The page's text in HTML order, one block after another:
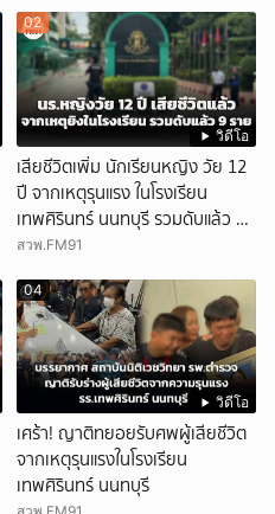
วิดีโอ
02
เสียชีวิตเพิ่ม นักเรียนหญิง วัย 12
ปี จากเหตุรุนแรง ในโรงเรียน
เทพศิรินทร์ นนทบุรี รวมดับแล้ว 9
ราย
สวพ.FM91
วิดีโอ
04
เศร้า! ญาติทยอยรับศพผู้เสียชีวิต
จากเหตุรุนแรงในโรงเรียน
เทพศิรินทร์ นนทบุรี